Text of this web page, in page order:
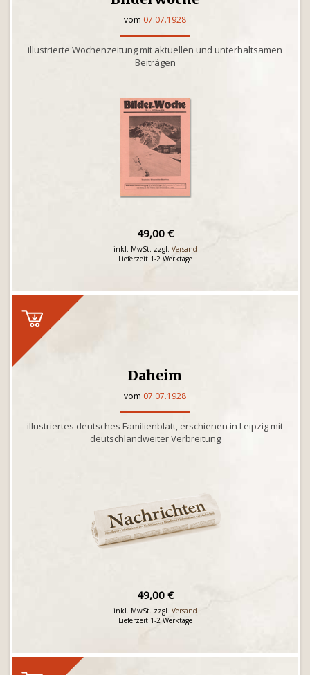
vom 07.07.1928
illustrierte Wochenzeitung mit aktuellen und unterhaltsamen
Beiträgen
49,00 €
inkl. MwSt. zzgl. Versand
Lieferzeit 1-2 Werktage
Daheim
vom 07.07.1928
illustriertes deutsches Familienblatt, erschienen in Leipzig mit
deutschlandweiter Verbreitung
49,00 €
inkl. MwSt. zzgl. Versand
Lieferzeit 1-2 Werktage